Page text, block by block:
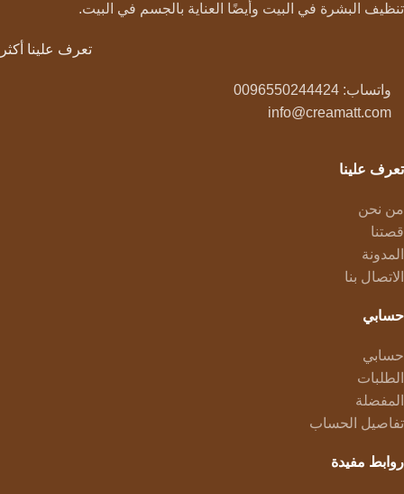
تنظيف البشرة في البيت وأيضًا العناية بالجسم في البيت.
تعرف علينا أكثر
واتساب: 0096550244424
info@creamatt.com
تعرف علينا
من نحن
قصتنا
المدونة
الاتصال بنا
حسابي
حسابي
الطلبات
المفضلة
تفاصيل الحساب
روابط مفيدة